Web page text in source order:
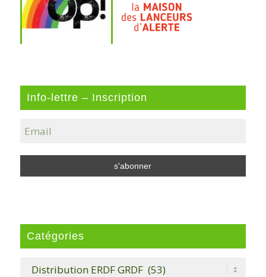
Info-lettre – Inscription
Catégories
Catégories